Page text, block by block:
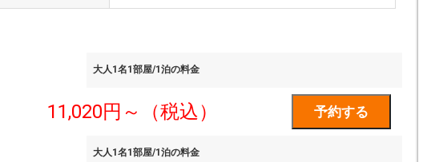
大人1名1部屋/1泊の料金
11,020円～（税込）
大人1名1部屋/1泊の料金